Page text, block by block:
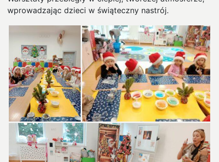
wprowadzając dzieci w świąteczny nastrój.